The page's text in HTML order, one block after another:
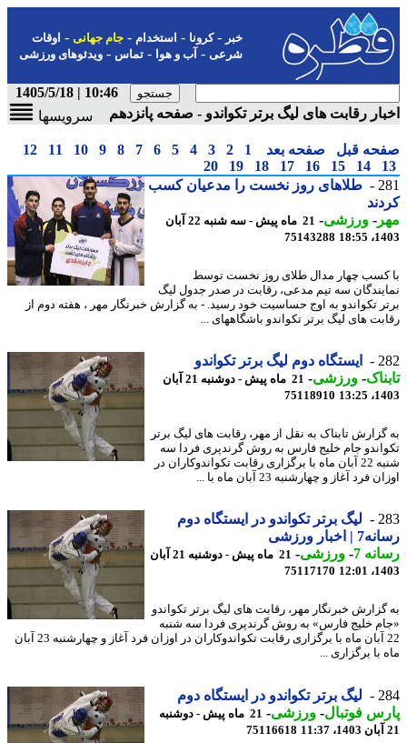
-کرونا-استخدام- جام جهانی-اوقات
شرعی-آب و هوا-تماس-ویدئوهای ورزشی
10:46 | 1405/5/18
رقابت های لیگ برتر تکواندو - صفحه پانزدهم
سرویسها
قبل صفحه بعد 1
2
3
4
5
6
7
8
9
10
11
12
14
15
16
17
18
19
20
طلاهای روز نخست را مدعیان کسب
-ورزشی-
21 ماه پیش - سه شنبه 22 آبان
75143288
چهار مدال طلای روز نخست توسط
سه تیم مدعی، رقابت در صدر جدول لیگ
تکواندو به اوج حساسیت خود رسید. - به گزارش خبرنگار مهر ، هفته دوم از
های لیگ برتر تکواندو باشگاههای ...
ایستگاه دوم لیگ برتر تکواندو
-ورزشی-
21 ماه پیش - دوشنبه 21 آبان
75118910
تابناک به نقل از مهر، رقابت های لیگ برتر
جام خلیج فارس به روش گرندپری فردا سه
شنبه 22 آبان ماه با برگزاری رقابت تکواندوکاران در
فرد آغاز و چهارشنبه 23 آبان ماه با ...
لیگ برتر تکواندو در ایستگاه دوم
ورزشی
7
-ورزشی-
21 ماه پیش - دوشنبه 21 آبان
75117170
خبرنگار مهر، رقابت های لیگ برتر تکواندو
خلیج فارس» به روش گرندپری فردا سه شنبه
22 آبان ماه با برگزاری رقابت تکواندوکاران در اوزان فرد آغاز و چهارشنبه 23 آبان
با برگزاری ...
لیگ برتر تکواندو در ایستگاه دوم
فوتبال-ورزشی-
21 ماه پیش - دوشنبه
75116618